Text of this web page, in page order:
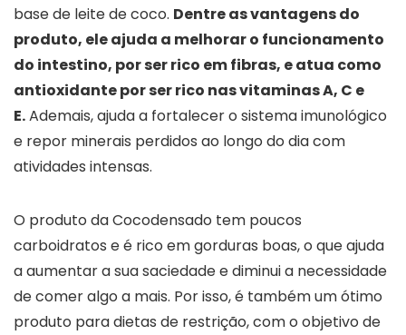
base de leite de coco. Dentre as vantagens do
produto, ele ajuda a melhorar o funcionamento
do intestino, por ser rico em fibras, e atua como
antioxidante por ser rico nas vitaminas A, C e
E.Ademais, ajuda a fortalecer o sistema imunológico
e repor minerais perdidos ao longo do dia com
atividades intensas.
O produto da Cocodensado tem poucos
carboidratos e é rico em gorduras boas, o que ajuda
a aumentar a sua saciedade e diminui a necessidade
de comer algo a mais. Por isso, é também um ótimo
produto para dietas de restrição, com o objetivo de